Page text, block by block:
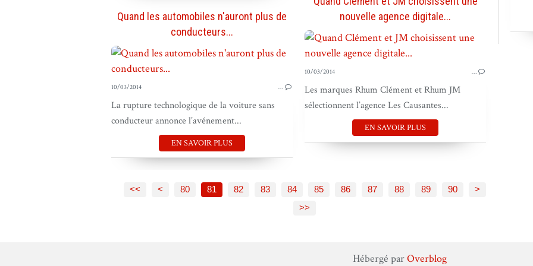
nouvelle agence digitale...
10/03/2014 …
Les marques Rhum Clément et Rhum JM
sélectionnent l’agence Les Causantes...
EN SAVOIR PLUS
Quand les automobiles n'auront plus de
conducteurs...
10/03/2014 …
La rupture technologique de la voiture sans
conducteur annonce l’avénement...
EN SAVOIR PLUS
<< < 10
20
30
40
50
60
70
80 81 82 83 84 85 86 87 88 89 90 100
200
>
>>
Hébergé parOverblog